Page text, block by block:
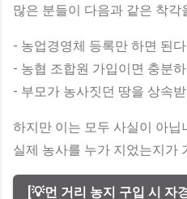
많은 분들이 다음과 같은 착각
- 농업경영체 등록만 하면 된다
- 농협 조합원 가입이면 충분
- 부모가 농사짓던 땅을 상속
하지만 이는 모두 사실이 아닙
실제 농사를 누가 지었는지가
[💡먼 거리 농지 구입 시 자